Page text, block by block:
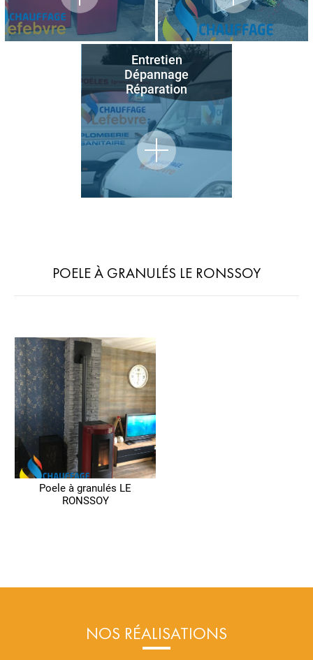
Entretien
Dépannage
Réparation
POELE À GRANULÉS LE RONSSOY
Poele à granulés LE
RONSSOY
NOS RÉALISATIONS